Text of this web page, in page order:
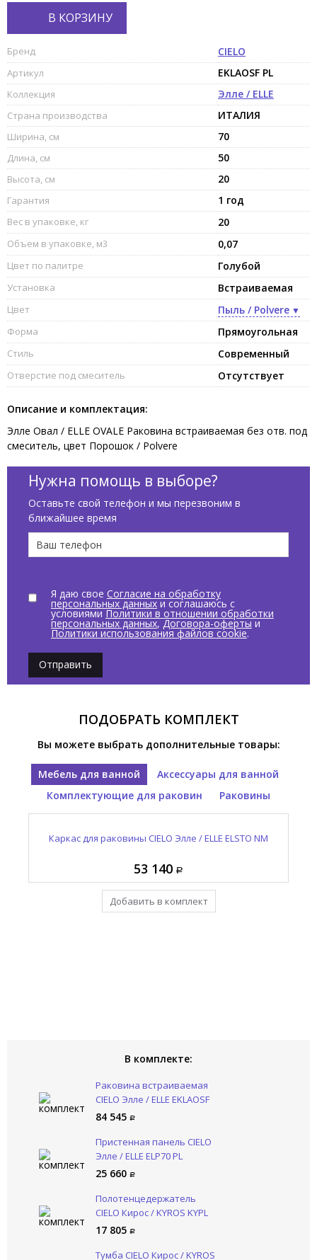
В КОРЗИНУ
Бренд CIELO
Артикул EKLAOSF PL
Коллекция Элле / ELLE
Страна производства ИТАЛИЯ
Ширина, см 70
Длина, см 50
Высота, см 20
Гарантия 1 год
Вес в упаковке, кг 20
Объем в упаковке, м3 0,07
Цвет по палитре Голубой
Установка Встраиваемая
Цвет Пыль / Polvere
Форма Прямоугольная
Стиль Современный
Отверстие под смеситель Отсутствует
Описание и комплектация:
Элле Овал / ELLE OVALE Раковина встраиваемая без отв. под
смеситель, цвет Порошок / Polvere
Нужна помощь в выборе?
Оставьте свой телефон и мы перезвоним в
ближайшее время
Я даю свое Согласие на обработку
персональных данныхи соглашаюсь с
условиямиПолитики в отношении обработки
персональных данных,Договора-офертыи
Политики использования файлов cookie.
Отправить
ПОДОБРАТЬ КОМПЛЕКТ
Вы можете выбрать дополнительные товары:
Мебель для ванной
Аксессуары для ванной
Комплектующие для раковин
Раковины
Каркас для раковины CIELO Элле / ELLE ELSTO NM
53 140
Добавить в комплект
Полотенцедержатель CIELO Кирос / KYROS KYPL RO
17 805
Уже в комплекте
Пристенная панель CIELO Элле / ELLE ELP70 PL
25 660
Уже в комплекте
Раковина встраиваемая CIELO Элле / ELLE EKLAOSF
84 545
Уже в комплекте
В комплекте:
Раковина встраиваемая
CIELO Элле / ELLE EKLAOSF
PL
84 545
Пристенная панель CIELO
Элле / ELLE ELP70 PL
25 660
Полотенцедержатель
CIELO Кирос / KYROS KYPL
RO
17 805
Тумба CIELO Кирос / KYROS